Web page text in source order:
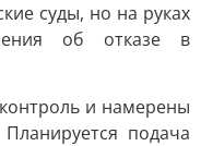
суды, но на руках
об отказе в
и намерены
подача